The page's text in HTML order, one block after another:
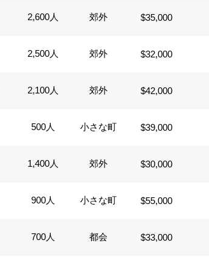
2,600人 郊外 $35,000
2,500人 郊外 $32,000
2,100人 郊外 $42,000
500人 小さな町 $39,000
1,400人 郊外 $30,000
900人 小さな町 $55,000
700人 都会 $33,000